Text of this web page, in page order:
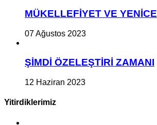
MÜKELLEFİYET VE YENİCE
07 Ağustos 2023
ŞİMDİ ÖZELEŞTİRİ ZAMANI
12 Haziran 2023
Yitirdiklerimiz